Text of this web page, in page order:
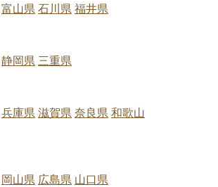
富山県 石川県 福井県
静岡県 三重県
兵庫県 滋賀県 奈良県 和歌山
岡山県 広島県 山口県